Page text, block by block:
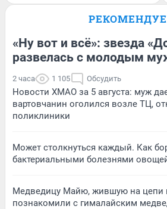
«Ну вот и всё»: звезда
развелась с молодым
2 часа 1 105 Обсудить
Новости ХМАО за 5 августа: муж
вартовчанин оголился возле ТЦ,
поликлиники
Может столкнуться каждый. Как
бактериальными болезнями
Медведицу Майю, жившую на цепи
познакомили с гималайским